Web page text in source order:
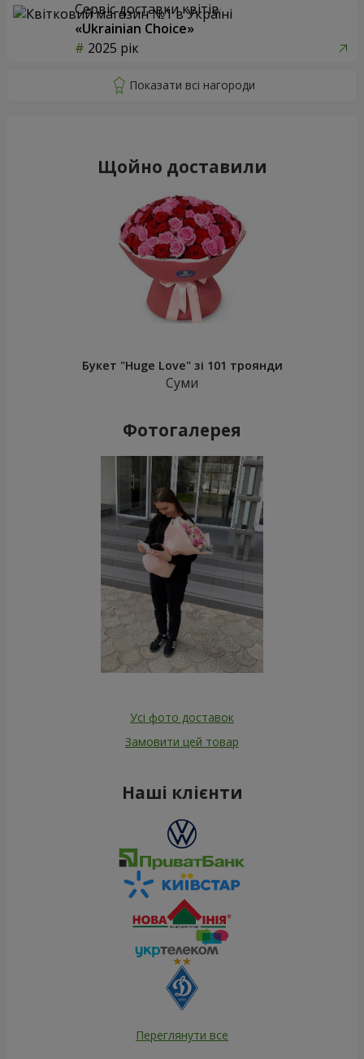
Сервіс доставки квітів
«Ukrainian Choice»
2025 рік
Щойно доставили
Букет "Huge Love" зі 101 троянди
Суми
Фотогалерея
Усі фото доставок
Замовити цей товар
Наші клієнти
Переглянути все